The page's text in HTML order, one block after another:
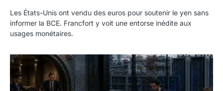
Les États-Unis ont vendu des euros pour soutenir le yen sans
informer la BCE. Francfort y voit une entorse inédite aux
usages monétaires.
Jane Street négocie le transfert de 11 milliards de